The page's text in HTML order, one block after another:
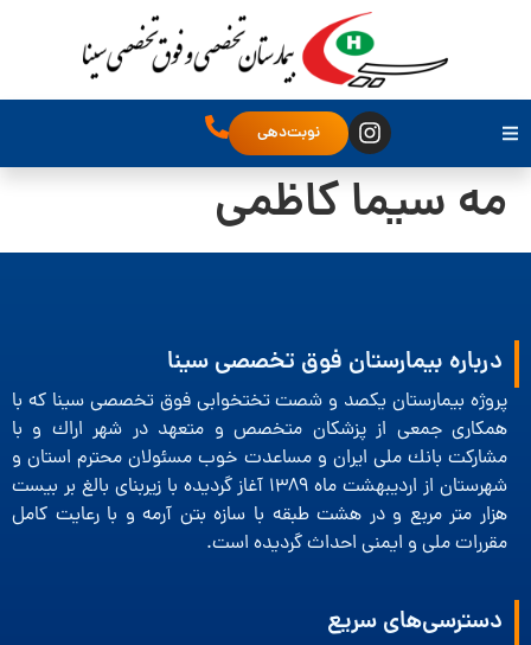
نوبت‌دهی
مه سیما کاظمی
درباره بیمارستان فوق تخصصی سینا
پروژه بیمارستان یكصد و شصت تختخوابی فوق تخصصی سینا كه با
همكاری جمعی از پزشكان متخصص و متعهد در شهر اراك و با
مشاركت بانك ملی ایران و مساعدت خوب مسئولان محترم استان و
شهرستان از اردیبهشت ماه 1389 آغاز گردیده با زیربنای بالغ بر بیست
هزار متر مربع و در هشت طبقه با سازه بتن آرمه و با رعایت كامل
مقررات ملی و ایمنی احداث گردیده است.
دسترسی‌های سریع